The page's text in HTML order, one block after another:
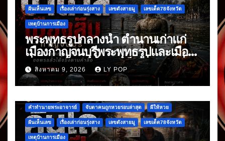
ฝันเห็นเลข เรื่องเล่าก่อนรุ่งสาง เลขดังสายมู เลขเด็ด78จังหวัด
เหตุบ้านการเมือง
พระพุทธรูปกลางน้ำ ตำนานเก่าแก่
เมืองกาญจนบุรีพระพุทธรูปและเมือง
ที่จมหายกลางน้ำ อันเป็นเรื่องเล่าที่สืบ
ต่อกันมา
สิงหาคม 9, 2026 LY POP
คำทำนายพระอาจารย์ จับตาคนถูกหวยรอบล่าสุด ผีให้หวย
ฝันเห็นเลข เรื่องเล่าก่อนรุ่งสาง เลขดังสายมู เลขเด็ด78จังหวัด
เหตุบ้านการเมือง